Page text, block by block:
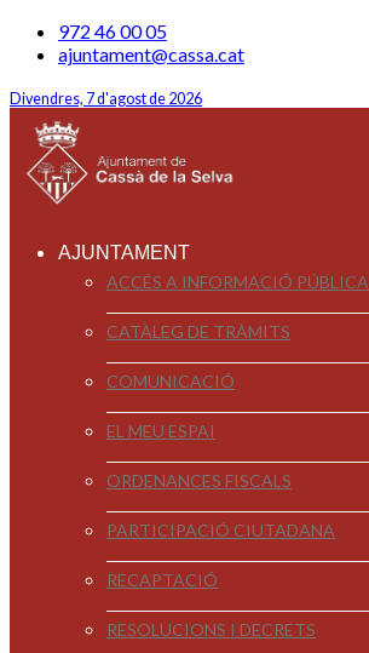
972 46 00 05
ajuntament@cassa.cat
Divendres, 7 d'agost de 2026
AJUNTAMENT
ACCÉS A INFORMACIÓ PÚBLICA
CATÀLEG DE TRÀMITS
COMUNICACIÓ
EL MEU ESPAI
ORDENANCES FISCALS
PARTICIPACIÓ CIUTADANA
RECAPTACIÓ
RESOLUCIONS I DECRETS